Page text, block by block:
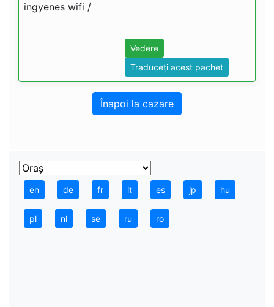
ingyenes wifi /
Vedere
Traduceți acest pachet
Înapoi la cazare
en de fr it es jp hu
pl nl se ru ro